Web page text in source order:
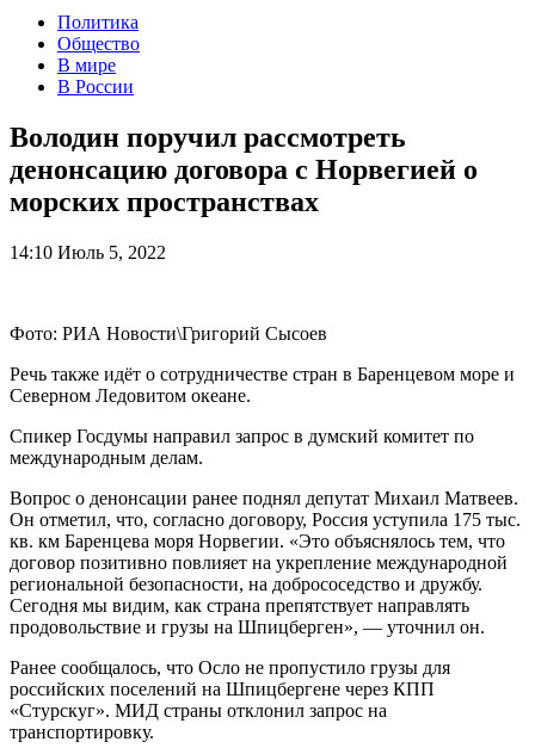
Политика
Общество
В мире
В России
Володин поручил рассмотреть
денонсацию договора с Норвегией о
морских пространствах
14:10 Июль 5, 2022
Фото: РИА Новости\Григорий Сысоев
Речь также идёт о сотрудничестве стран в Баренцевом море и
Северном Ледовитом океане.
Спикер Госдумы направил запрос в думский комитет по
международным делам.
Вопрос о денонсации ранее поднял депутат Михаил Матвеев.
Он отметил, что, согласно договору, Россия уступила 175 тыс.
кв. км Баренцева моря Норвегии. «Это объяснялось тем, что
договор позитивно повлияет на укрепление международной
региональной безопасности, на добрососедство и дружбу.
Сегодня мы видим, как страна препятствует направлять
продовольствие и грузы на Шпицберген», — уточнил он.
Ранее сообщалось, что Осло не пропустило грузы для
российских поселений на Шпицбергене через КПП
«Стурскуг». МИД страны отклонил запрос на
транспортировку.